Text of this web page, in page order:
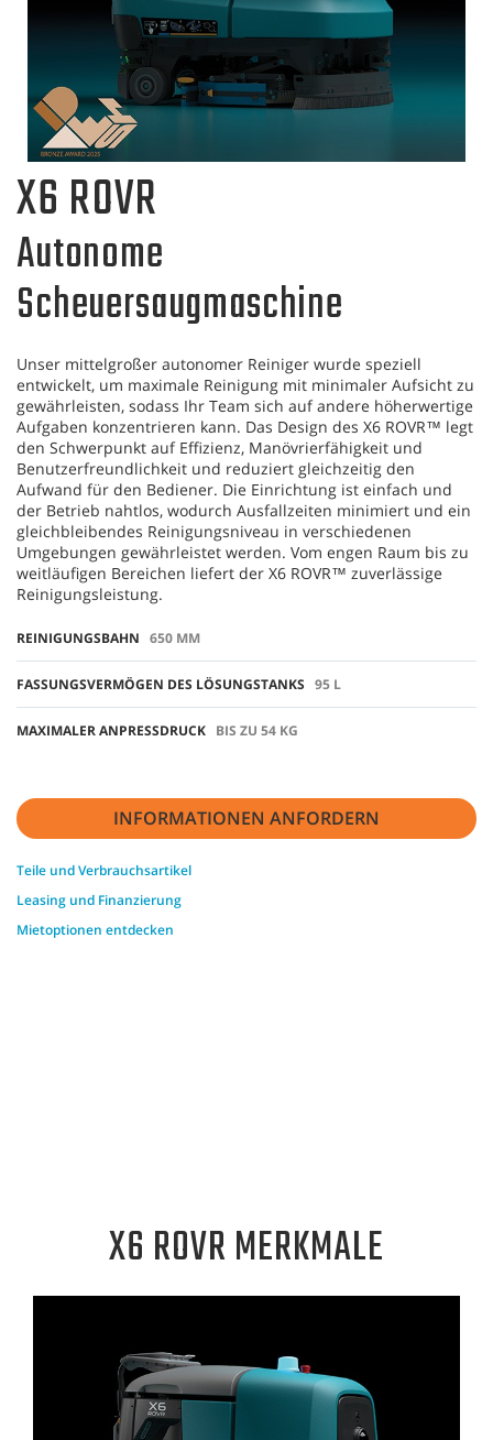
X6 ROVR
Autonome
Scheuersaugmaschine
Unser mittelgroßer autonomer Reiniger wurde speziell
entwickelt, um maximale Reinigung mit minimaler Aufsicht zu
gewährleisten, sodass Ihr Team sich auf andere höherwertige
Aufgaben konzentrieren kann. Das Design des X6 ROVR™ legt
den Schwerpunkt auf Effizienz, Manövrierfähigkeit und
Benutzerfreundlichkeit und reduziert gleichzeitig den
Aufwand für den Bediener. Die Einrichtung ist einfach und
der Betrieb nahtlos, wodurch Ausfallzeiten minimiert und ein
gleichbleibendes Reinigungsniveau in verschiedenen
Umgebungen gewährleistet werden. Vom engen Raum bis zu
weitläufigen Bereichen liefert der X6 ROVR™ zuverlässige
Reinigungsleistung.
REINIGUNGSBAHN 650 MM
FASSUNGSVERMÖGEN DES LÖSUNGSTANKS 95 L
MAXIMALER ANPRESSDRUCK BIS ZU 54 KG
INFORMATIONEN ANFORDERN
Teile und Verbrauchsartikel
Leasing und Finanzierung
Mietoptionen entdecken
X6 ROVR MERKMALE